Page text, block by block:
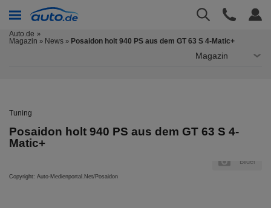
Auto.de
Magazin » News » Posaidon holt 940 PS aus dem GT 63 S 4-Matic+
Magazin
Tuning
Posaidon holt 940 PS aus dem GT 63 S 4-
Matic+
Bilder
Copyright: Auto-Medienportal.Net/Posaidon